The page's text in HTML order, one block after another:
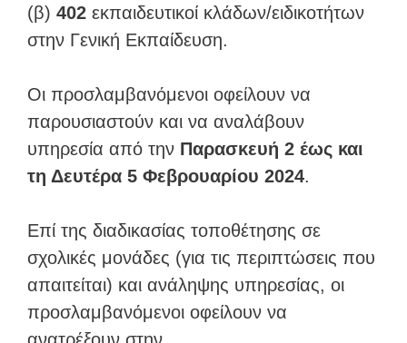
(β) 402 εκπαιδευτικοί κλάδων/ειδικοτήτων
στην Γενική Εκπαίδευση.
Οι προσλαμβανόμενοι οφείλουν να
παρουσιαστούν και να αναλάβουν
υπηρεσία από την Παρασκευή 2 έως και
τη Δευτέρα 5 Φεβρουαρίου 2024.
Επί της διαδικασίας τοποθέτησης σε
σχολικές μονάδες (για τις περιπτώσεις που
απαιτείται) και ανάληψης υπηρεσίας, οι
προσλαμβανόμενοι οφείλουν να